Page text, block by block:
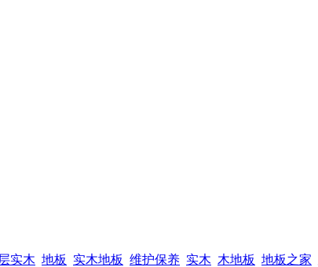
实木 地板 实木地板 维护保养 实木 木地板 地板之家